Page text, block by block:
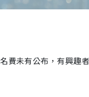
費未有公布，有興趣